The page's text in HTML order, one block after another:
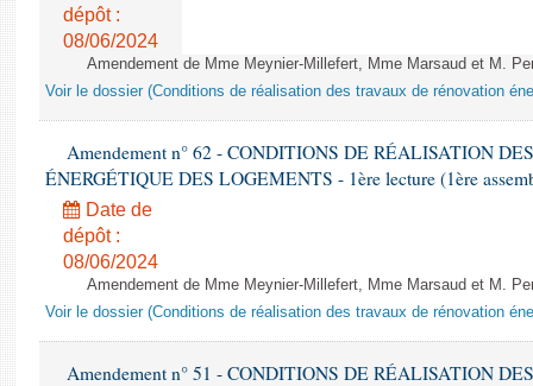
dépôt :
08/06/2024
Amendement de Mme Meynier-Millefert, Mme Marsaud et M.
Voir le dossier (Conditions de réalisation des travaux de rénovation
Amendement n° 62 - CONDITIONS DE RÉALISATION
ÉNERGÉTIQUE DES LOGEMENTS - 1ère lecture (1ère
Date de
dépôt :
08/06/2024
Amendement de Mme Meynier-Millefert, Mme Marsaud et M.
Voir le dossier (Conditions de réalisation des travaux de rénovation
Amendement n° 51 - CONDITIONS DE RÉALISATION